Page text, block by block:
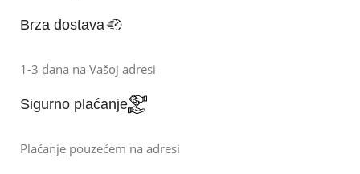
Brza dostava
1-3 dana na Vašoj adresi
Sigurno plaćanje
Plaćanje pouzećem na adresi